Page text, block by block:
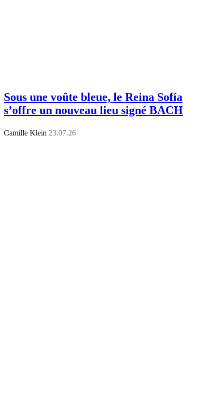
Sous une voûte bleue, le Reina Sofía
s’offre un nouveau lieu signé BACH
Camille Klein 23.07.26